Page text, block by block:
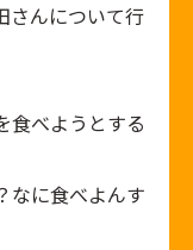
さんについて行
食べようとする
なに食べよんす